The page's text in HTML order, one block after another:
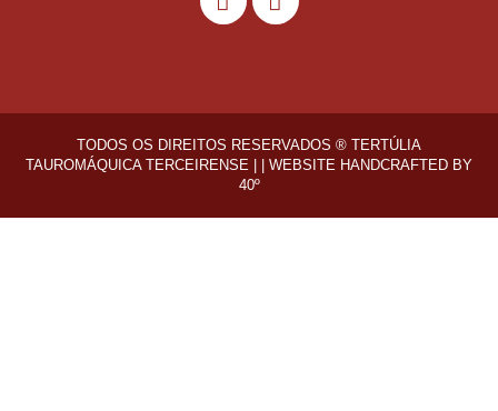
TODOS OS DIREITOS RESERVADOS ® TERTÚLIA
TAUROMÁQUICA TERCEIRENSE | | WEBSITE HANDCRAFTED BY
40º